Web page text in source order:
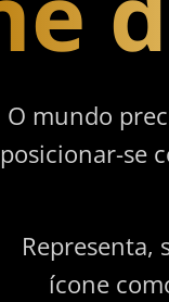
O mundo
posicionar-se
Representa,
ícone